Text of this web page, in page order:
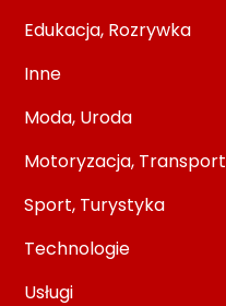
Edukacja, Rozrywka
Inne
Moda, Uroda
Motoryzacja, Transport
Sport, Turystyka
Technologie
Usługi